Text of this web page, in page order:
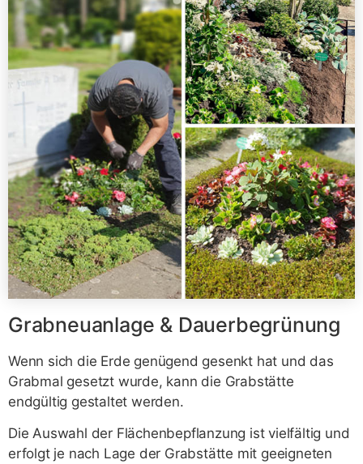
Grabneuanlage & Dauerbegrünung
Wenn sich die Erde genügend gesenkt hat und das
Grabmal gesetzt wurde, kann die Grabstätte
endgültig gestaltet werden.
Die Auswahl der Flächenbepflanzung ist vielfältig und
erfolgt je nach Lage der Grabstätte mit geeigneten